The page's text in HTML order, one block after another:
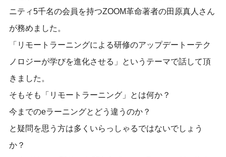
ニティ5千名の会員を持つZOOM革命著者の田原真人 さん
が務めました。
「リモートラーニングによる研修のアップデートーテク
ノロジーが学びを進化させる」というテーマで話して頂
きました。
そもそも「リモートラーニング」とは何か？
今までのeラーニングとどう違うのか？
と疑問を思う方は多くいらっしゃるではないでしょう
か？